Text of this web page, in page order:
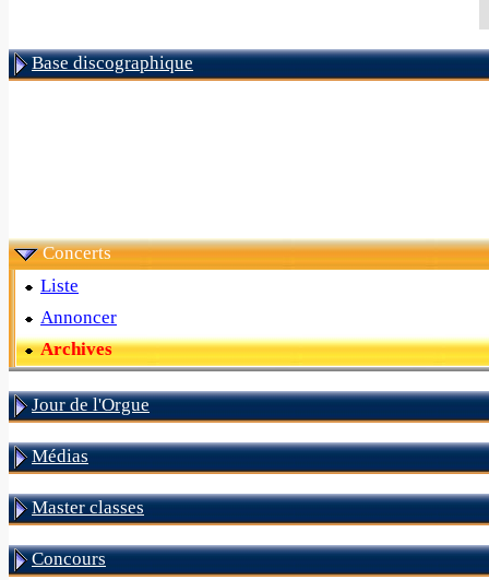
Base discographique
Concerts
Liste
Annoncer
Archives
Jour de l'Orgue
Médias
Master classes
Concours